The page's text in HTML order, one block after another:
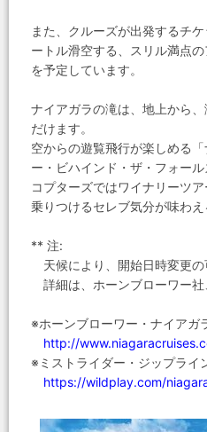
また、クルーズが出発するチ
ートル滑空する、スリル満点
を予定しています。
ナイアガラの滝は、地上から
だけます。
空からの遊覧飛行が楽しめる
ー・ビハインド・ザ・フォー
コプターズではワイナリーツ
乗りつけるセレブ気分が味わえ
** 注:
天候により、開始日時変更の
詳細は、ホーンブローワー
※ホーンブローワー・ナイアガ
http://
※ミストライダー・ジップライ
https://wildplay.com/